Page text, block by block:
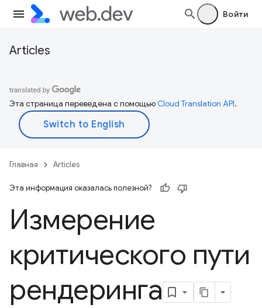
Войти
Articles
Эта страница переведена с помощьюCloud Translation API.
Главная Articles
Эта информация оказалась полезной?
Измерение
критического пути
рендеринга